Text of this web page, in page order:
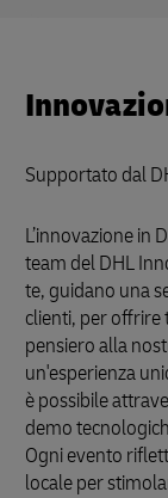
Supportato dal
L’innovazione in
team del DHL
te, guidano una
clienti, per offrire
pensiero alla
un'esperienza
è possibile
demo
Ogni evento
locale per